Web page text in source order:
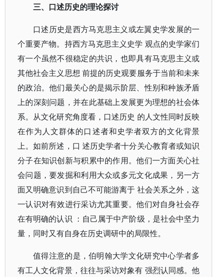
三、口述历史的理论探讨
口述历史是西方马克思主义或左翼史学发展的一
个重要产物。持西方马克思主义史学 观点的史学家们
有一个虽然不很稳定的共识，也即具有马克思主义或
其他社会主义思想 前提的历史观要服务于当前和未来
的政治。他们最关心的是揭示阶层、性别和种族矛盾
上的深刻问题，并在此基础上发展更为理想的社会体
系。从文化研究角度看，口述历史 的人文性同时反映
在作为人文群体的口述者和史学者双方的文化背景
上。如前所述，口 述历史学者十分关心教育者或知识
分子在知识创新与积累中的作用。他们一方面关心社
会问题，要发掘和利用大众或多元文化成果，另一方
面又明确意识到自己不可能游离于 社会关系之外，这
一认识对有效进行采访尤其重要。他们对自身社会存
在有明确的认识 ：自己属于中产阶级，是社会中坚力
量，同时又有自身在历史调研中的局限性。
值得注意的是，伯明翰大学文化研究中心学者多
有工人文化背景，往往与采访对象有 强烈认同感。他